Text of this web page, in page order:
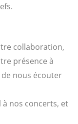
collaboration,
présence à
nous écouter
à nos concerts, et